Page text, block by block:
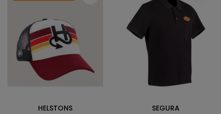
HELSTONS SEGURA